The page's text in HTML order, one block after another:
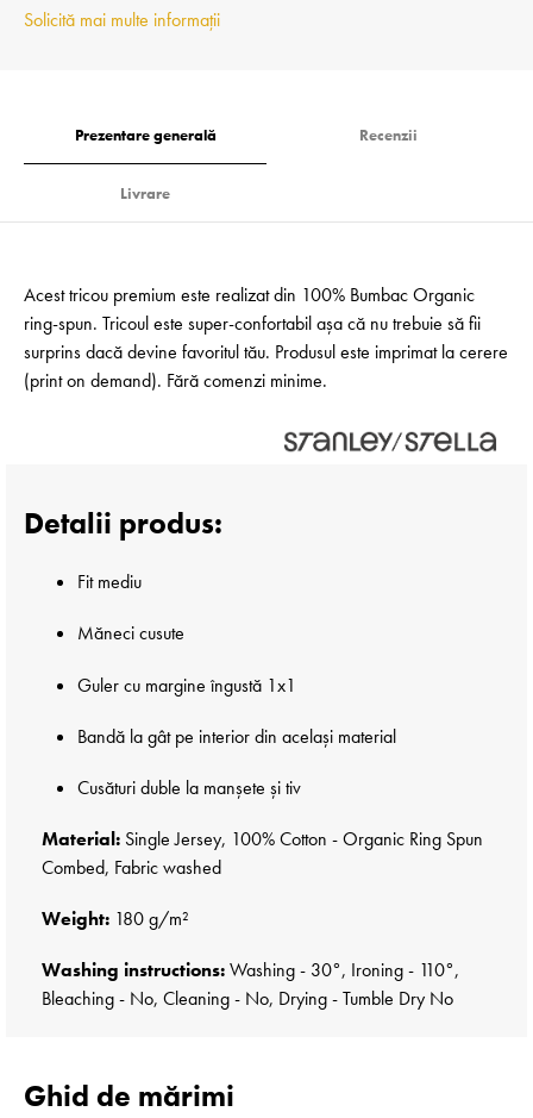
Solicită mai multe informații
Prezentare generală Recenzii
Livrare
Acest tricou premium este realizat din 100% Bumbac Organic
ring-spun. Tricoul este super-confortabil așa că nu trebuie să fii
surprins dacă devine favoritul tău. Produsul este imprimat la cerere
(print on demand). Fără comenzi minime.
Detalii produs:
Fit mediu
Măneci cusute
Guler cu margine îngustă 1x1
Bandă la gât pe interior din același material
Cusături duble la manșete și tiv
Material: Single Jersey, 100% Cotton - Organic Ring Spun
Combed, Fabric washed
Weight: 180 g/m²
Washing instructions:Washing - 30°, Ironing - 110°,
Bleaching - No, Cleaning - No, Drying - Tumble Dry No
Ghid de mărimi